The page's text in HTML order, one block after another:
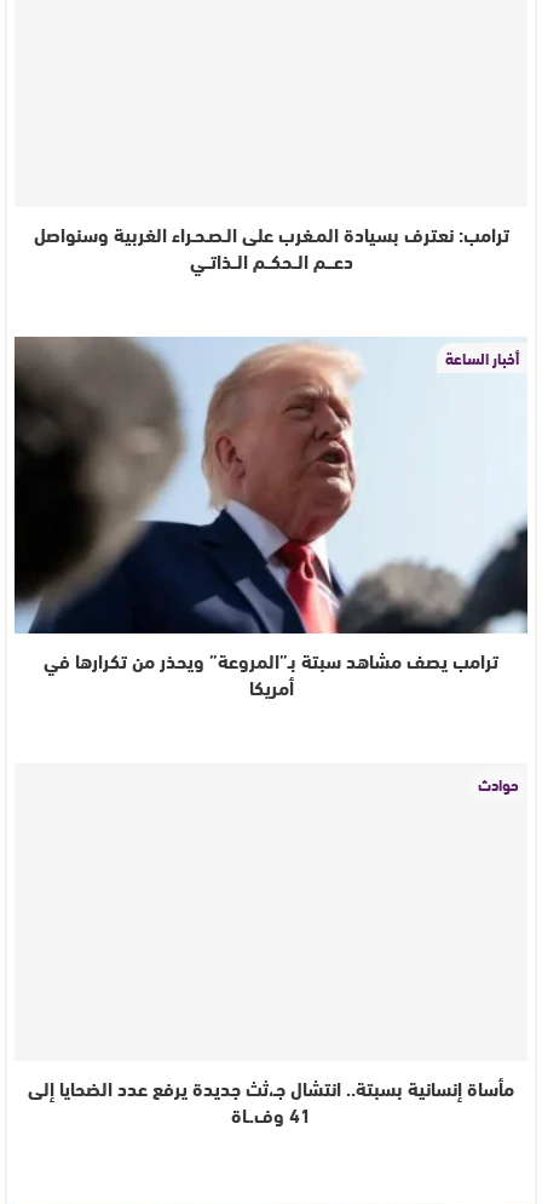
ترامب: نعترف بسيادة المـغرب على الـصـحـراء الغربية وسنواصل
دعـــم الــحكــم الــذاتــي
أخبار الساعة
ترامب يصف مشاهد سبتة بـ”المروعة” ويحذر من تكرارها في
أمريكا
حوادث
مأساة إنسانية بسبتة.. انتشال جـ،ثث جديدة يرفع عدد الضحايا إلى
41 وف.ـاة